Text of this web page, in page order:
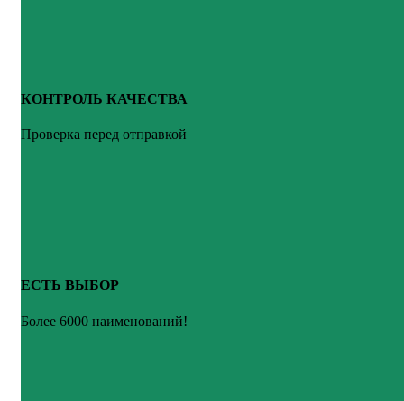
КОНТРОЛЬ КАЧЕСТВА
Проверка перед отправкой
ЕСТЬ ВЫБОР
Более 6000 наименований!